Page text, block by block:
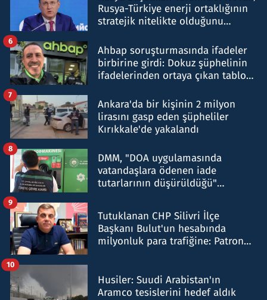
Rusya-Türkiye enerji ortaklığının
stratejik nitelikte olduğunu
Ahbap soruşturmasında ifadeler
birbirine girdi: Dokuz şüphelinin
ifadelerinden ortaya çıkan tablo
6
Ankara'da bir kişinin 2 milyon
lirasını gasp eden şüpheliler
Kırıkkale'de yakalandı
7
DMM, "DOA uygulamasında
vatandaşlara ödenen iade
tutarlarının düşürüldüğü"
8
Tutuklanan CHP Silivri İlçe
Başkanı Bulut'un hesabında
milyonluk para trafiğine: Patron
9
Husiler: Suudi Arabistan'ın
Aramco tesislerini hedef aldık
10